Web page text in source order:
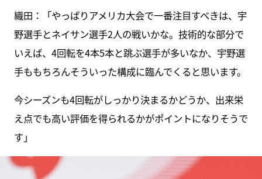
織田：「やっぱりアメリカ大会で一番注目すべきは、宇
野選手とネイサン選手2人の戦いかな。技術的な部分で
いえば、4回転を4本5本と跳ぶ選手が多いなか、宇野選
手ももちろんそういった構成に臨んでくると思います。
今シーズンも4回転がしっかり決まるかどうか、出来栄
え点でも高い評価を得られるかがポイントになりそうで
す」